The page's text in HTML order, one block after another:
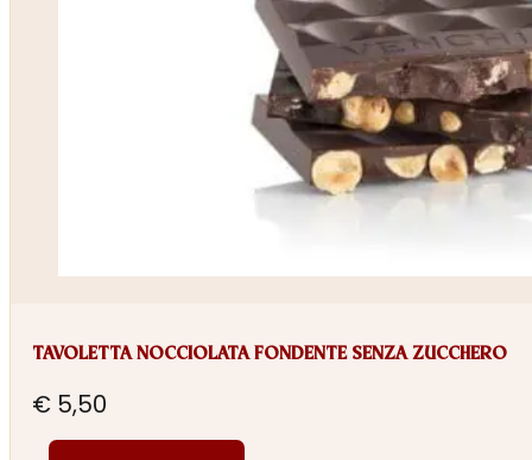
TAVOLETTA NOCCIOLATA FONDENTE SENZA ZUCCHERO
€ 5,50